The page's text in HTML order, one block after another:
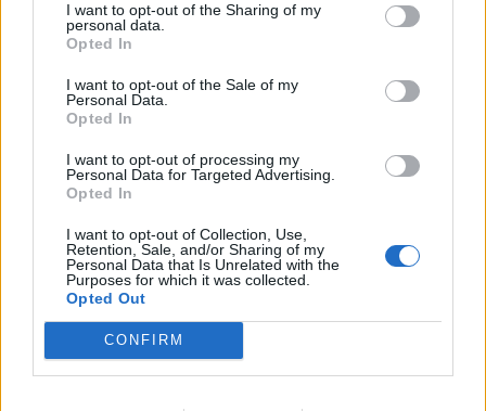
I want to opt-out of the Sharing of my
personal data.
Opted In
I want to opt-out of the Sale of my
Personal Data.
Opted In
I want to opt-out of processing my
Personal Data for Targeted Advertising.
Opted In
I want to opt-out of Collection, Use,
Retention, Sale, and/or Sharing of my
Personal Data that Is Unrelated with the
Purposes for which it was collected.
Opted Out
CONFIRM
100x100x2,0
1,87 € s DPH
1,52 € bez DPH / ks
Min. 1 ks